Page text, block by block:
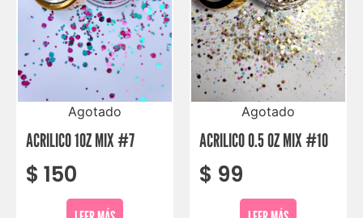
Agotado
ACRILICO 1OZ MIX #7
$ 150
Agotado
ACRILICO 0.5 OZ MIX #10
$ 99